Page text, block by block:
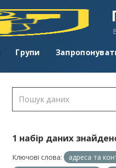
Групи
1 набір даних
Ключові слова: адреса та